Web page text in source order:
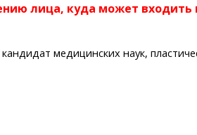
лица, куда может входить
кандидат медицинских наук,